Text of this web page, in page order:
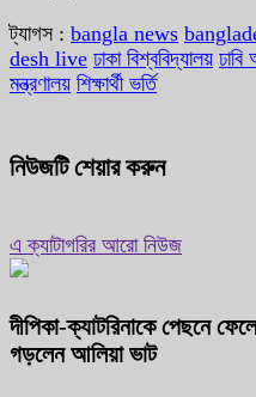
ট্যাগস : bangla news
desh live ঢাকা বিশ্ববিদ্যালয়
মন্ত্রণালয় শিক্ষার্থী ভর্তি
নিউজটি শেয়ার করুন
এ ক্যাটাগরির আরো নিউজ
দীপিকা-ক্যাটরিনাকে পেছনে
গড়লেন আলিয়া ভাট